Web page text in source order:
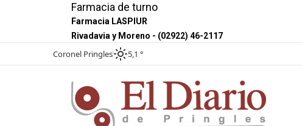
Farmacia de turno
Farmacia LASPIUR
Rivadavia y Moreno - (02922) 46-2117
Coronel Pringles 5,1 °